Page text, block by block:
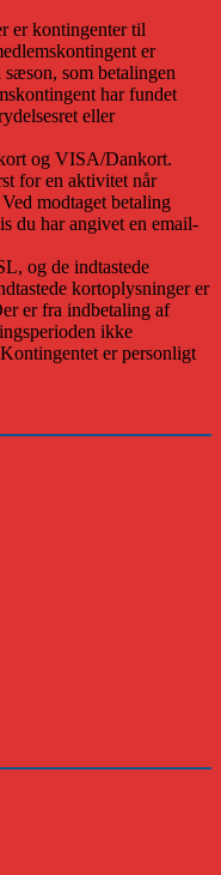
er kontingenter til
er
som betalingen
har fundet
eller
og VISA/Dankort.
for en aktivitet når
modtaget betaling
du har angivet en email-
og de indtastede
kortoplysninger er
er fra indbetaling af
ikke
er personligt